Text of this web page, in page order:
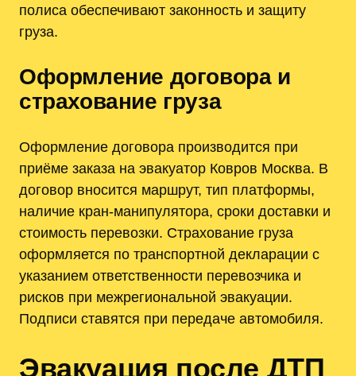
полиса обеспечивают законность и защиту
груза.
Оформление договора и
страхование груза
Оформление договора производится при
приёме заказа на эвакуатор Ковров Москва. В
договор вносится маршрут, тип платформы,
наличие кран-манипулятора, сроки доставки и
стоимость перевозки. Страхование груза
оформляется по транспортной декларации с
указанием ответственности перевозчика и
рисков при межрегиональной эвакуации.
Подписи ставятся при передаче автомобиля.
Эвакуация после ДТП